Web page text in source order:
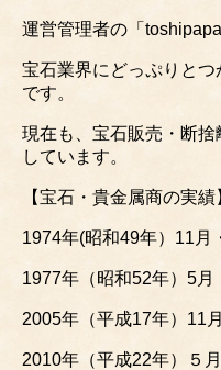
運営管理者の「
宝石業界にどっぷりと
です。
現在も、宝石販売・断
しています。
【宝石・貴金属商の実績
1974年(昭和49年）11月
1977年（昭和52年）5月
2005年（平成17年）11
2010年（平成22年）５